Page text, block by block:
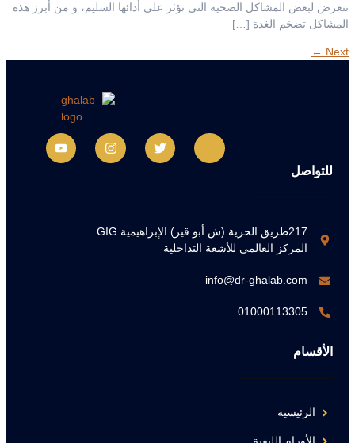
تتعرض لبعض المشاكل الصحية التى تؤثر على أدائها السليم، و من أبرز هذه
المشاكل تضخم الغدة […]
Next
←
للتواصل
217طريق الحرية (ش أبو قير) الإبراهيمية GIG
المركز العالمى للأشعة التداخلية
info@dr-ghalab.com
01000113305
الأقسام
الرئيسية